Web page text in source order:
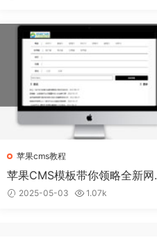
苹果cms教程
苹果CMS模板带你领略全新网
视觉盛宴
2025-05-03 1.07k